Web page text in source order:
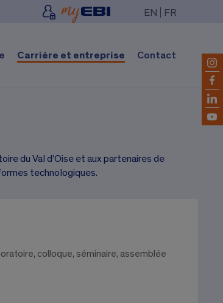
EN FR
Carrière et entreprise Contact
du Val d’Oise et aux partenaires de
technologiques.
colloque, séminaire, assemblée